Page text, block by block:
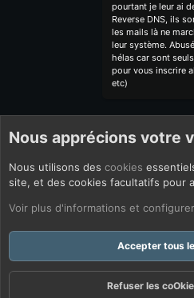
pourtant je leur ai
Reverse DNS, ils
les mails là ne
leur système.
hélas car sont
pour vous inscrire
etc)
Nous apprécions votre
Nous utilisons des cookies
site, et des cookies facultatifs pour
Voir plus d'informations et
Accepter tous
Refuser les